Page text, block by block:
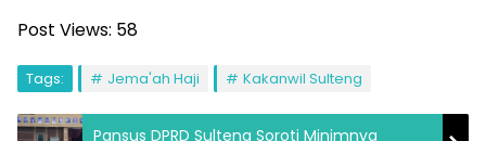
Post Views: 58
Tags: Jema'ah Haji Kakanwil Sulteng
Pansus DPRD Sulteng Soroti Minimnya